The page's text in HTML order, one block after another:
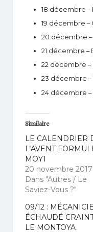
18 décembre –
19 décembre –
20 décembre
21 décembre –
22 décembre –
23 décembre
24 décembre
Similaire
LE CALENDRIER
L’AVENT
MOY1
20 novembre 2017
Dans "Autres / Le
Saviez-Vous ?"
09/12 :
ÉCHAUDÉ
LE MONTOYA